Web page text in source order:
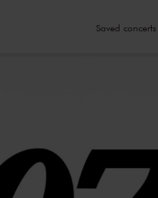
Saved concerts